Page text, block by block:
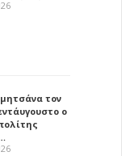
τον
ο